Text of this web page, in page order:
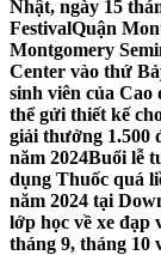
Nhật, ngày 15
FestivalQuận
Montgomery
Center vào thứ
sinh viên của
thể gửi thiết kế
giải thưởng 1.500
năm 2024Buổi lễ
dụng Thuốc quá
năm 2024 tại
lớp học về xe đạp
tháng 9, tháng 10